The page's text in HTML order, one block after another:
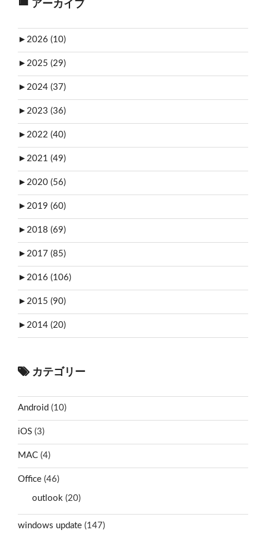
アーカイブ
► 2026 (10)
► 2025 (29)
► 2024 (37)
► 2023 (36)
► 2022 (40)
► 2021 (49)
► 2020 (56)
► 2019 (60)
► 2018 (69)
► 2017 (85)
► 2016 (106)
► 2015 (90)
► 2014 (20)
カテゴリー
Android (10)
iOS (3)
MAC (4)
Office (46)
outlook (20)
windows update (147)